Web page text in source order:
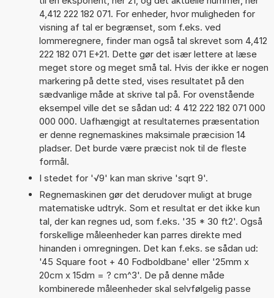
4,412 222 182 071. For enheder, hvor muligheden for
visning af tal er begrænset, som f.eks. ved
lommeregnere, finder man også tal skrevet som 4,412
222 182 071 E+21. Dette gør det især lettere at læse
meget store og meget små tal. Hvis der ikke er nogen
markering på dette sted, vises resultatet på den
sædvanlige måde at skrive tal på. For ovenstående
eksempel ville det se sådan ud: 4 412 222 182 071 000
000 000. Uafhængigt at resultaternes præsentation
er denne regnemaskines maksimale præcision 14
pladser. Det burde være præcist nok til de fleste
formål.
I stedet for '√9' kan man skrive 'sqrt 9'.
Regnemaskinen gør det derudover muligt at bruge
matematiske udtryk. Som et resultat er det ikke kun
tal, der kan regnes ud, som f.eks. '35 * 30 ft2'. Også
forskellige måleenheder kan parres direkte med
hinanden i omregningen. Det kan f.eks. se sådan ud:
'45 Square foot + 40 Fodboldbane' eller '25mm x
20cm x 15dm = ? cm^3'. De på denne måde
kombinerede måleenheder skal selvfølgelig passe